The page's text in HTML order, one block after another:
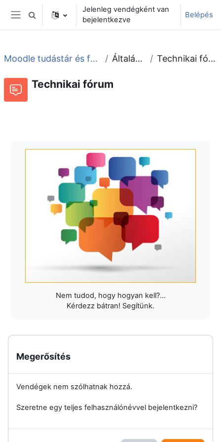
Tovább a fő tartalomhoz
Oldalpanel
Keresési bemeneti adatok váltása
Jelenleg vendégként van
bejelentkezve
Belépés
Moodle tudástár és fórum Általános Technikai fórum
Technikai fórum
Nem tudod, hogy hogyan kell?...
Kérdezz bátran! Segítünk.
Megerősítés
Vendégek nem szólhatnak hozzá.
Szeretne egy teljes felhasználónévvel bejelentkezni?